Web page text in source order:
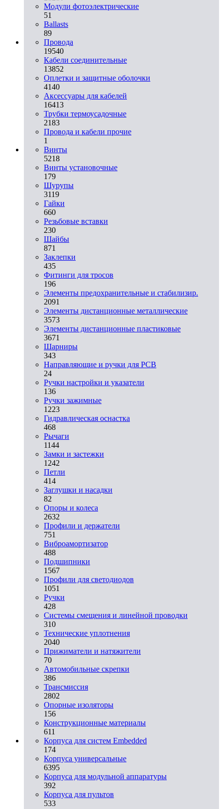
Модули фотоэлектрические
51
Ballasts
89
Провода
19540
Кабели соединительные
13852
Оплетки и защитные оболочки
4140
Аксессуары для кабелей
16413
Трубки термоусадочные
2183
Провода и кабели прочие
1
Винты
5218
Винты установочные
179
Шурупы
3119
Гайки
660
Резьбовые вставки
230
Шайбы
871
Заклепки
435
Фитинги для тросов
196
Элементы предохранительные и стабилизир.
2091
Элементы дистанционные металлические
3573
Элементы дистанционные пластиковые
3671
Шарниры
343
Направляющие и ручки для PCB
24
Ручки настройки и указатели
136
Ручки зажимные
1223
Гидравлическая оснастка
468
Рычаги
1144
Замки и застежки
1242
Петли
414
Заглушки и насадки
82
Опоры и колеса
2632
Профили и держатели
751
Виброамортизатор
488
Подшипники
1567
Профили для светодиодов
1051
Ручки
428
Системы смещения и линейной проводки
310
Технические уплотнения
2040
Прижиматели и натяжители
70
Автомобильные скрепки
386
Трансмиссия
2802
Опорные изоляторы
156
Конструкционные материалы
611
Корпуса для систем Embedded
174
Корпуса универсальные
6395
Корпуса для модульной аппаратуры
392
Корпуса для пультов
533